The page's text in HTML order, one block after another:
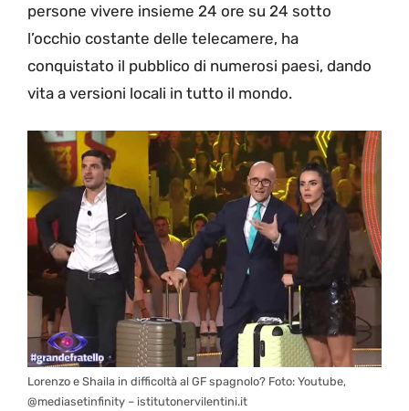
persone vivere insieme 24 ore su 24 sotto
l’occhio costante delle telecamere, ha
conquistato il pubblico di numerosi paesi, dando
vita a versioni locali in tutto il mondo.
Lorenzo e Shaila in difficoltà al GF spagnolo? Foto: Youtube,
@mediasetinfinity – istitutonervilentini.it